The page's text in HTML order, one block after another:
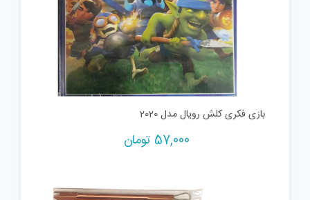
بازی فکری کلش رویال مدل 2020
57,000 تومان